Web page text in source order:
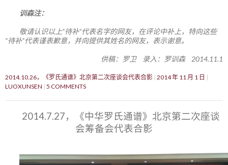
训森注：
敬请认识以上“待补”代表名字的网友，在评论中补上，特向这些
“待补”代表谨表歉意，并向提供其姓名的网友，表示谢意。
供稿：罗卫 录入：罗训森 2014.11.1
2014.10.26，《罗氏通谱》北京第二次座谈会代表合影 2014 年 11 月 1 日
LUOXUNSEN 5 COMMENTS
2014.7.27，《中华罗氏通谱》北京第二次座谈
会筹备会代表合影